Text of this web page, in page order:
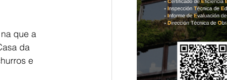
que a
da
e